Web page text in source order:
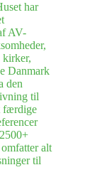
har
AV-
kirker,
Danmark
den
til
færdige
alt
til